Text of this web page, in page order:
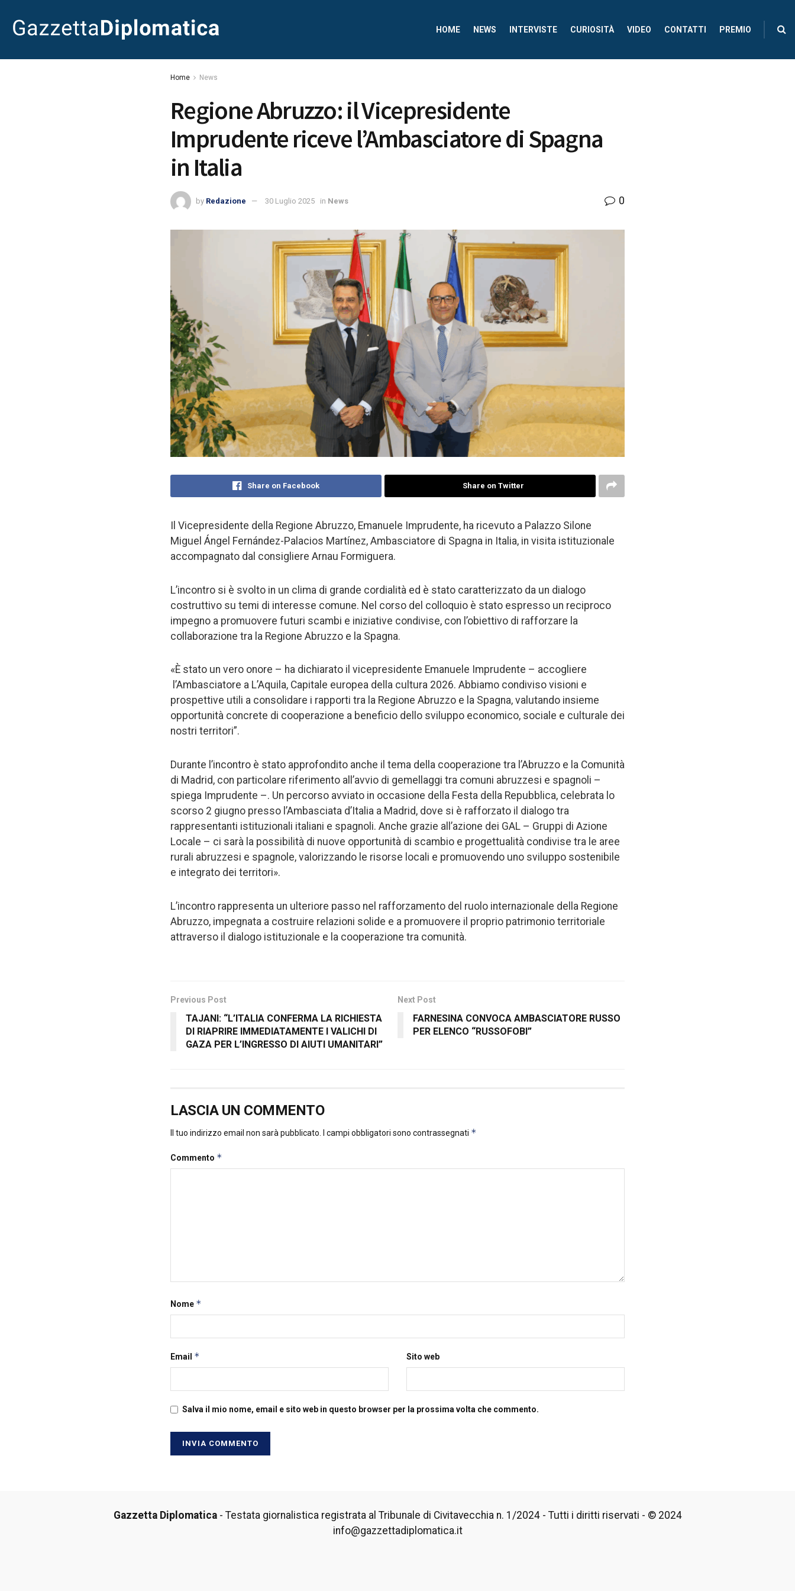
HOME NEWS INTERVISTE CURIOSITÀ VIDEO CONTATTI PREMIO
Home News
Regione Abruzzo: il Vicepresidente
Imprudente riceve l’Ambasciatore di Spagna
in Italia
by Redazione 30 Luglio 2025 in News 0
Share on Facebook Share on Twitter
Il Vicepresidente della Regione Abruzzo, Emanuele Imprudente, ha ricevuto a Palazzo Silone
Miguel Ángel Fernández-Palacios Martínez, Ambasciatore di Spagna in Italia, in visita istituzionale
accompagnato dal consigliere Arnau Formiguera.
L’incontro si è svolto in un clima di grande cordialità ed è stato caratterizzato da un dialogo
costruttivo su temi di interesse comune. Nel corso del colloquio è stato espresso un reciproco
impegno a promuovere futuri scambi e iniziative condivise, con l’obiettivo di rafforzare la
collaborazione tra la Regione Abruzzo e la Spagna.
«È stato un vero onore – ha dichiarato il vicepresidente Emanuele Imprudente – accogliere
l’Ambasciatore a L’Aquila, Capitale europea della cultura 2026. Abbiamo condiviso visioni e
prospettive utili a consolidare i rapporti tra la Regione Abruzzo e la Spagna, valutando insieme
opportunità concrete di cooperazione a beneficio dello sviluppo economico, sociale e culturale dei
nostri territori”.
Durante l’incontro è stato approfondito anche il tema della cooperazione tra l’Abruzzo e la Comunità
di Madrid, con particolare riferimento all’avvio di gemellaggi tra comuni abruzzesi e spagnoli –
spiega Imprudente –. Un percorso avviato in occasione della Festa della Repubblica, celebrata lo
scorso 2 giugno presso l’Ambasciata d’Italia a Madrid, dove si è rafforzato il dialogo tra
rappresentanti istituzionali italiani e spagnoli. Anche grazie all’azione dei GAL – Gruppi di Azione
Locale – ci sarà la possibilità di nuove opportunità di scambio e progettualità condivise tra le aree
rurali abruzzesi e spagnole, valorizzando le risorse locali e promuovendo uno sviluppo sostenibile
e integrato dei territori».
L’incontro rappresenta un ulteriore passo nel rafforzamento del ruolo internazionale della Regione
Abruzzo, impegnata a costruire relazioni solide e a promuovere il proprio patrimonio territoriale
attraverso il dialogo istituzionale e la cooperazione tra comunità.
Previous Post
TAJANI: “L’ITALIA CONFERMA LA RICHIESTA
DI RIAPRIRE IMMEDIATAMENTE I VALICHI DI
GAZA PER L’INGRESSO DI AIUTI UMANITARI”
Next Post
FARNESINA CONVOCA AMBASCIATORE RUSSO
PER ELENCO “RUSSOFOBI”
LASCIA UN COMMENTO
Il tuo indirizzo email non sarà pubblicato. I campi obbligatori sono contrassegnati *
Commento *
Nome *
Email * Sito web
Salva il mio nome, email e sito web in questo browser per la prossima volta che commento.
Gazzetta Diplomatica- Testata giornalistica registrata al Tribunale di Civitavecchia n. 1/2024 - Tutti i diritti riservati - © 2024
info@gazzettadiplomatica.it